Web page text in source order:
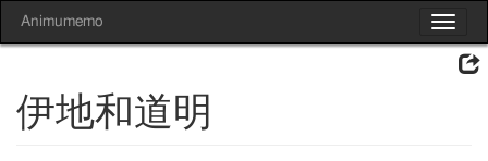
Toggle
Animumemo
伊地和道明